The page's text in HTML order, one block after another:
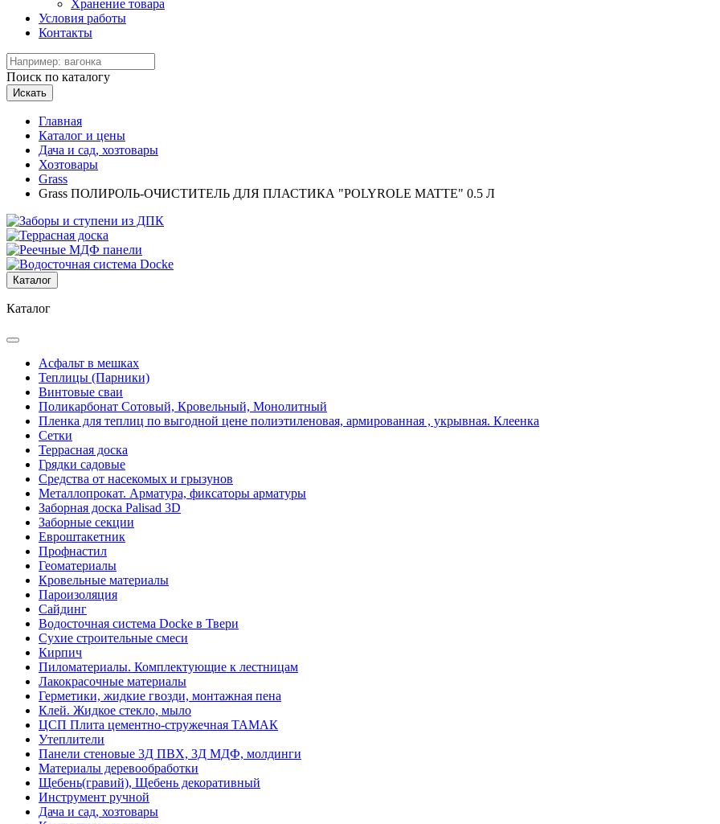
Хранение товара
Условия работы
Контакты
Поиск по каталогу
Искать
Главная
Каталог и цены
Дача и сад, хозтовары
Хозтовары
Grass
Grass ПОЛИРОЛЬ-ОЧИСТИТЕЛЬ ДЛЯ ПЛАСТИКА "POLYROLE MATTE" 0.5 Л
Каталог
Каталог
Асфальт в мешках
Теплицы (Парники)
Винтовые сваи
Поликарбонат Сотовый, Кровельный, Монолитный
Пленка для теплиц по выгодной цене полиэтиленовая, армированная , укрывная. Клеенка
Сетки
Террасная доска
Грядки садовые
Средства от насекомых и грызунов
Металлопрокат. Арматура, фиксаторы арматуры
Заборная доска Palisad 3D
Заборные секции
Евроштакетник
Профнастил
Геоматериалы
Кровельные материалы
Пароизоляция
Сайдинг
Водосточная система Docke в Твери
Сухие строительные смеси
Кирпич
Пиломатериалы. Комплектующие к лестницам
Лакокрасочные материалы
Герметики, жидкие гвозди, монтажная пена
Клей. Жидкое стекло, мыло
ЦСП Плита цементно-стружечная ТАМАК
Утеплители
Панели стеновые 3Д ПВХ, 3Д МДФ, молдинги
Материалы деревообработки
Щебень(гравий), Щебень декоративный
Инструмент ручной
Дача и сад, хозтовары